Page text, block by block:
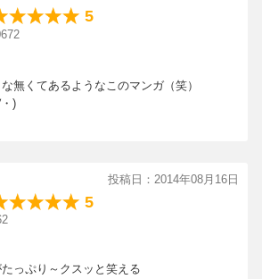
5
無くてあるようなこのマンガ（笑）
)
投稿日：2014年08月16日
5
っぷり～クスッと笑える